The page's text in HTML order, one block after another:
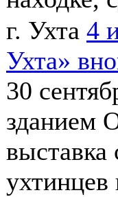
г. Ухта 4
Ухта»
30
зданием
ухтинцев